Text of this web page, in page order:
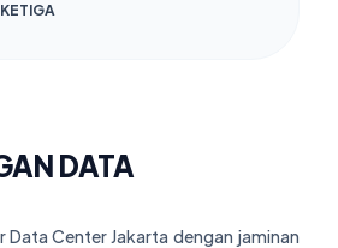
DATA
Center Jakarta dengan jaminan